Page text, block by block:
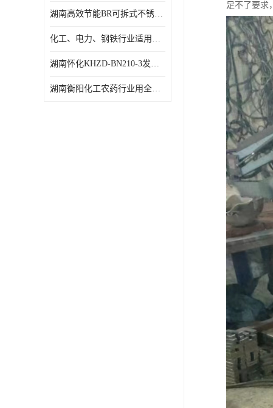
湖南高效节能BR可拆式不锈钢板式换热器厂家定制
化工、电力、钢铁行业适用冷却冷凝蒸发加热不锈钢可拆式板式换热器
湖南怀化KHZD-BN210-3发动机柴油冷却钎焊机板式热交换器
湖南衡阳化工农药行业用全焊接板式冷凝器专业定制
足不了要求